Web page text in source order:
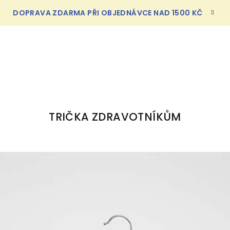
DOPRAVA ZDARMA PŘI OBJEDNÁVCE NAD 1500 KČ
TRIČKA ZDRAVOTNÍKŮM